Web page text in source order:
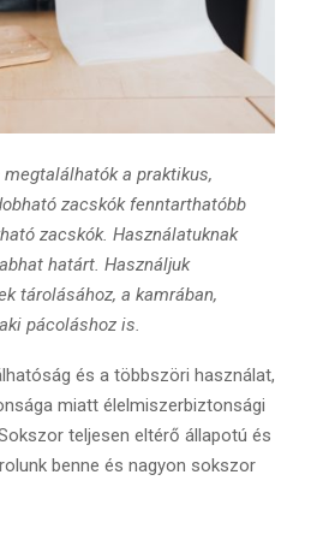
a praktikus,
zacskók fenntarthatóbb
zacskók. Használatuknak
határt. Használjuk
tárolásához, a kamrában,
pácoláshoz is.
és a többszöri használat,
miatt élelmiszerbiztonsági
teljesen eltérő állapotú és
benne és nagyon sokszor